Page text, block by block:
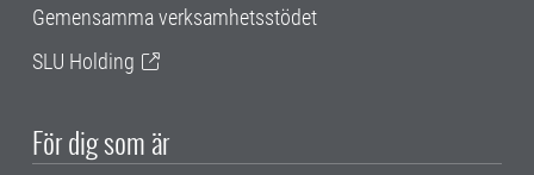
Gemensamma verksamhetsstödet
SLU Holding
För dig som är